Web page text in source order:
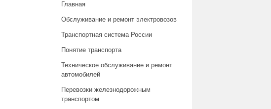
Главная
Обслуживание и ремонт электровозов
Транспортная система России
Понятие транспорта
Техническое обслуживание и ремонт
автомобилей
Перевозки железнодорожным
транспортом